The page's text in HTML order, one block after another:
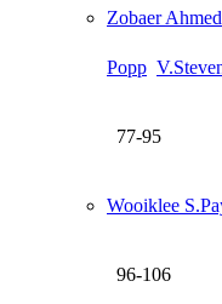
Zobaer Ahmed
Popp
77-95
Wooiklee
96-106